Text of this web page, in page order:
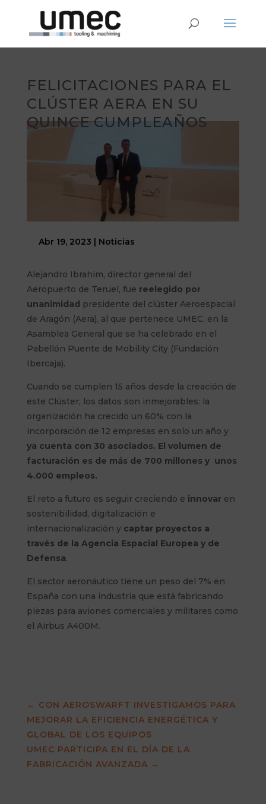
FELICITACIONES PARA EL
CLÚSTER AERA EN SU
QUINCE CUMPLEAÑOS
Abr 19, 2023 Noticias
Alejandro Ibrahim, director general del
Aeropuerto de Teruel, fue reelegido por
unanimidad presidente del clúster Aeroespacial
de Aragón (Aera), al que pertenece UMEC, en la
Asamblea General que se ha celebrado en el
Pabellón Puente de Mobility City (Fundación
Ibercaja).
Cuando se cumplen 15 años desde la creación de
este Clúster, los datos son inmejorables: la
organización ha crecido un 60% con la
incorporación de 12 empresas en solo un año y
ya cuenta con 30 asociados. El volumen de
facturación es de más de 700 millones y unos
4.000 empleos.
El reto a futuro es seguir creciendo e innovar en
sostenibilidad, digitalización e
internacionalización y captar proyectos a
través de la Agencia Espacial Europea y de
Defensa.
El sector aeronáutico tiene un peso del 7% en
España con una industria que está fabricando
piezas para aviones comerciales y militares como
el Airbus A400M.
← CON AEROSWARFT INVESTIGAMOS PARA
MEJORAR LA EFICIENCIA ENERGÉTICA Y
GLOBAL DE LOS EQUIPOS
UMEC PARTICIPA EN EL DÍA DE LA
FABRICACIÓN AVANZADA →